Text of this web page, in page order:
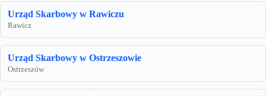
Urząd Skarbowy w Rawiczu
Rawicz
Urząd Skarbowy w Ostrzeszowie
Ostrzeszów